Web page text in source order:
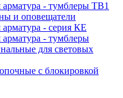
арматура - тумблеры ТВ1
и оповещатели
арматура - серия КЕ
арматура - тумблеры
для световых
с блокировкой